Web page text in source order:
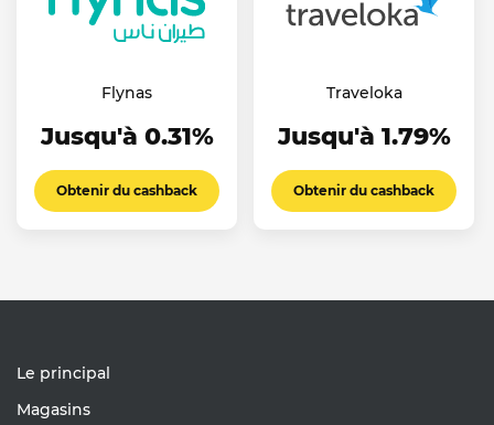
Flynas
Jusqu'à 0.31%
Obtenir du cashback
Traveloka
Jusqu'à 1.79%
Obtenir du cashback
Le principal
Magasins